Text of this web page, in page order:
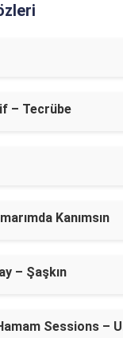
– Tecrübe
Kanımsın
– Şaşkın
Sessions –